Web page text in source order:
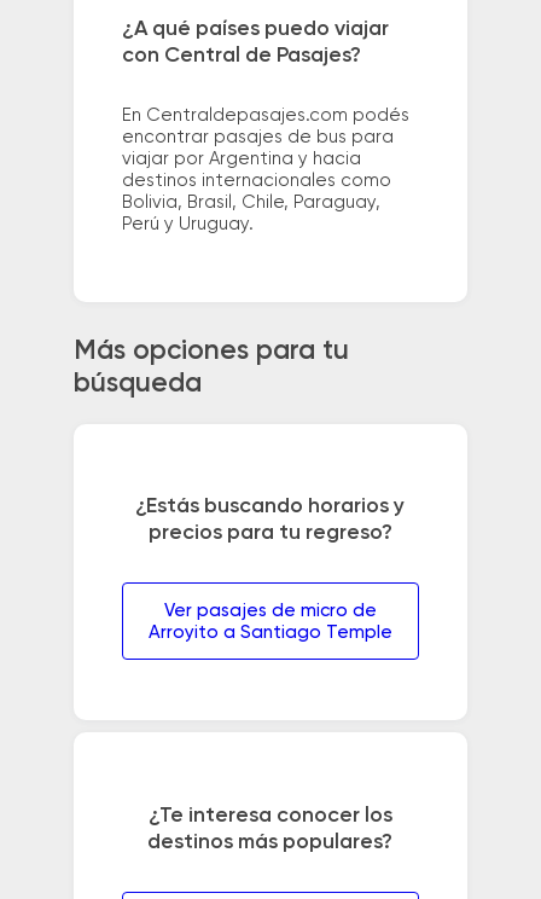
¿A qué países puedo viajar
con Central de Pasajes?
En Centraldepasajes.com podés
encontrar pasajes de bus para
viajar por Argentina y hacia
destinos internacionales como
Bolivia, Brasil, Chile, Paraguay,
Perú y Uruguay.
Más opciones para tu
búsqueda
¿Estás buscando horarios y
precios para tu regreso?
Ver pasajes de micro de
Arroyito a Santiago Temple
¿Te interesa conocer los
destinos más populares?